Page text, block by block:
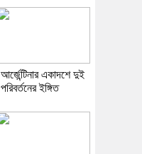
আর্জেন্টিনার একাদশে দুই
পরিবর্তনের ইঙ্গিত